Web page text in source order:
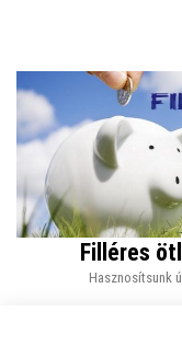
Filléres
Hasznosítsunk